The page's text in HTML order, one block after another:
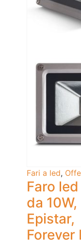
Fari a led,
Faro led
da 10W,
Epistar,
Forever